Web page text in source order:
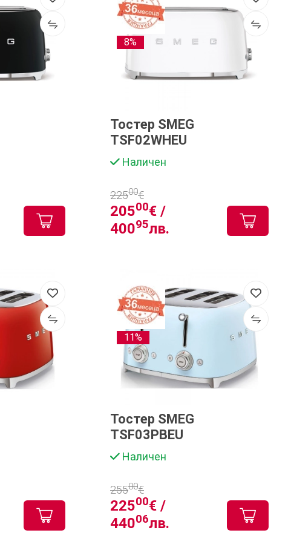
8%
Тостер SMEG
TSF02WHEU
Наличен
20500€ /
40095лв.
22500€
11%
Тостер SMEG
TSF03PBEU
Наличен
22500€ /
44006лв.
25500€